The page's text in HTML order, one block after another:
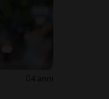
4 anni